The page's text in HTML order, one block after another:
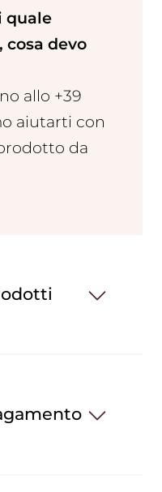
quale
devo
allo +39
aiutarti con
da